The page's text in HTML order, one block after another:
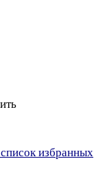
избранных